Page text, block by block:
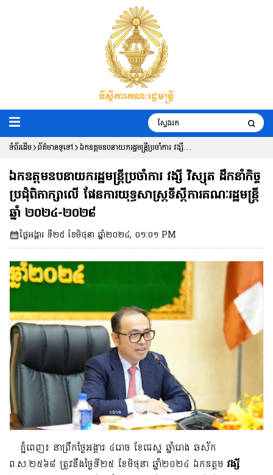
ទំព័រដើម ព័ត៌មានទូទៅ ឯកឧត្តមឧបនាយករដ្ឋមន្ត្រីប្រចាំការ វង្សី
វិស្សុត ដឹកនាំកិច្ចប្រជុំពិភាក្សាលើ ផែនការ
យុទ្ធសាស្ត្រទីស្តីការគណៈរដ្ឋមន្ត្រីឆ្នាំ
២០២៤-២០២៨
ឯកឧត្តមឧបនាយករដ្ឋមន្ត្រីប្រចាំការ វង្សី វិស្សុត ដឹកនាំកិច្ច
ប្រជុំពិភាក្សាលើ ផែនការយុទ្ធសាស្ត្រទីស្តីការគណៈរដ្ឋមន្ត្រី
ឆ្នាំ ២០២៤-២០២៨
ថ្ងៃអង្គារ ទី២៥ ខែមិថុនា ឆ្នាំ២០២៤, ០១:០១ PM
ភ្នំពេញ៖ នាព្រឹកថ្ងៃអង្គារ ៤រោច​ ខែជេស្ឋ ឆ្នាំរោង ឆស័ក
ព.ស.២៥៦៨ ត្រូវនឹងថ្ងៃទី២៥ ខែមិថុនា ឆ្នាំ២០២៤ ឯកឧត្តម វង្សី